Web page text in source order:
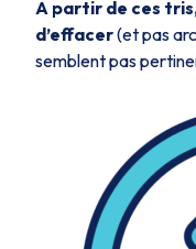
A partir de ces
d’effacer(et pas
semblent pas